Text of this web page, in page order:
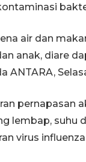
air dan
anak, diare
pernapasan
lembap, suhu
virus